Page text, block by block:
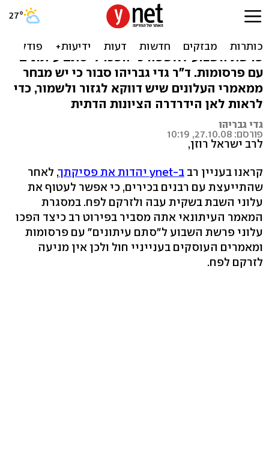
העלונים לפח - בגלל ההסתה
הרב ישראל רוזן פסק כי אפשר להשליך את עלוני
פרשת השבוע לאשפה כי הפכו ל"סתם עיתונים"
עם פרסומות. ד"ר גדי גבריהו סבור כי יש מבחר
ממאמרי העלונים שיש דווקא לגזור ולשמור, כדי
לראות לאן הידרדרה הציונות הדתית
גדי גבריהו
פורסם: 27.10.08, 10:19
לרב ישראל רוזן,
קראנו בעניין רב ב-ynet יהדות את פסיקתך
, לאחר
שהתייעצת עם רבנים בכירים, כי אפשר לעטוף את
עלוני השבת בשקית עבה ולזרקם לפח. במסגרת
המאמר העיתונאי אתה מסביר בפירוט רב כיצד הפכו
עלוני פרשת השבוע ל"סתם עיתונים" עם פרסומות
ומאמרים העוסקים בענייניי חול ולכן אין מניעה
לזרקם לפח.